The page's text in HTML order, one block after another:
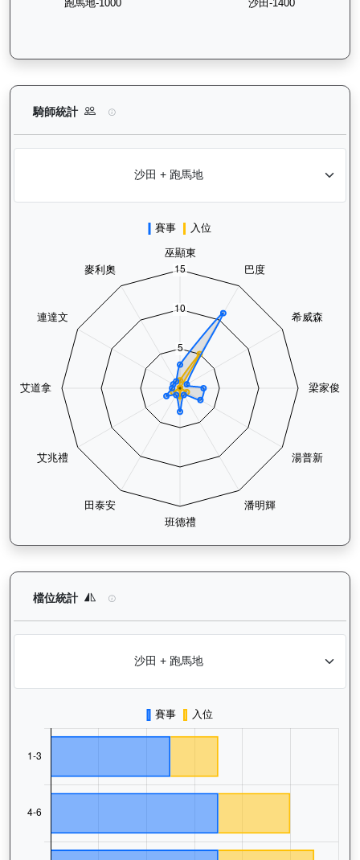
騎師統計 鑽石寶寶（G063）— 騎師統計分析：查看各騎
檔位統計 鑽石寶寶（G063）— 檔位統計分析：查看馬匹